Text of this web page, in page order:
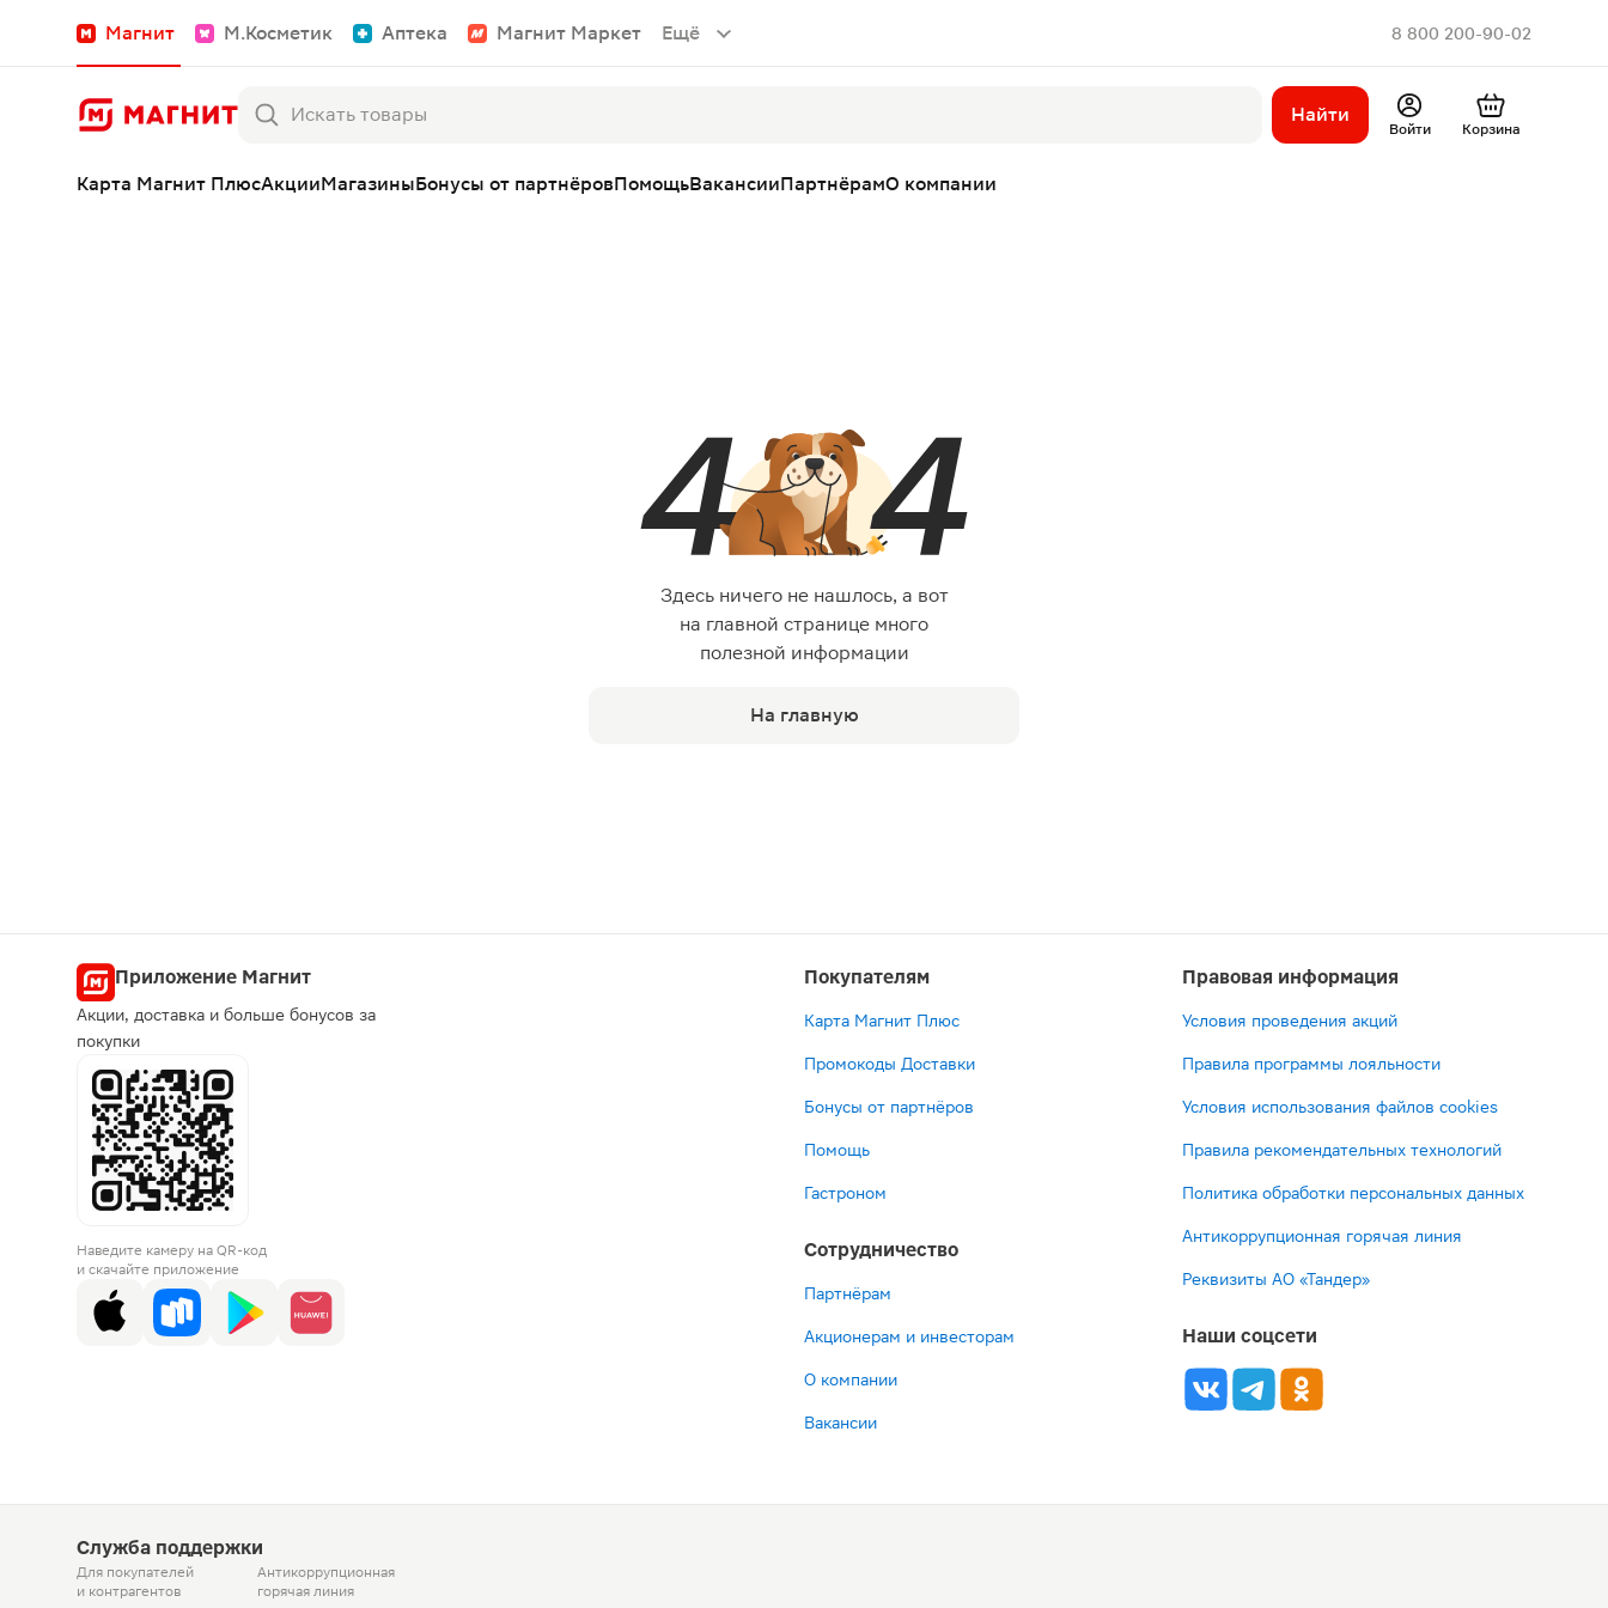
Магнит М.Косметик Аптека Магнит Маркет Ещё 8 800 200-90-02
Найти
Войти Корзина
Карта Магнит ПлюсАкцииМагазиныБонусы от партнёровПомощьВакансииПартнёрамО компании
Здесь ничего не нашлось, а вот
на главной странице много
полезной информации
На главную
Приложение Магнит
Акции, доставка и больше бонусов за
покупки
Наведите камеру на QR-код
и скачайте приложение
Покупателям
Карта Магнит Плюс
Промокоды Доставки
Бонусы от партнёров
Помощь
Гастроном
Сотрудничество
Партнёрам
Акционерам и инвесторам
О компании
Вакансии
Правовая информация
Условия проведения акций
Правила программы лояльности
Условия использования файлов cookies
Правила рекомендательных технологий
Политика обработки персональных данных
Антикоррупционная горячая линия
Реквизиты АО «Тандер»
Наши соцсети
Служба поддержки
Для покупателей
и контрагентов
Антикоррупционная
горячая линия